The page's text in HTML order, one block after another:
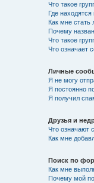
Что такое
Где
Как мне стать
Почему
Что такое
Что означает
Личные
Я не могу
Я постоянно
Я получил
Друзья и
Что означают
Как мне
Поиск по
Как мне
Почему мой